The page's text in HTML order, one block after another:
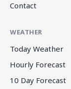
Contact
WEATHER
Today Weather
Hourly Forecast
10 Day Forecast